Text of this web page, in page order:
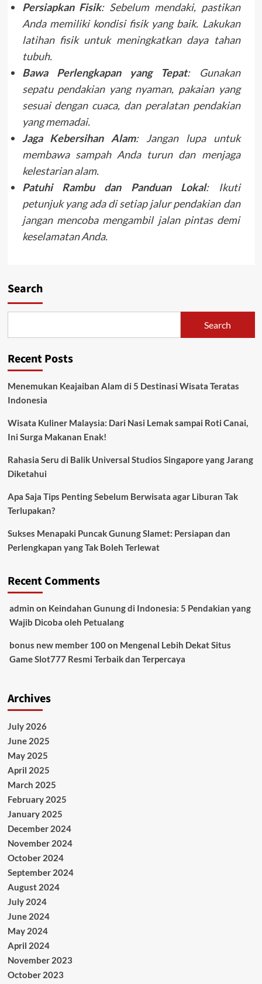
Persiapkan Fisik: Sebelum mendaki, pastikan
Anda memiliki kondisi fisik yang baik. Lakukan
latihan fisik untuk meningkatkan daya tahan
tubuh.
Bawa Perlengkapan yang Tepat: Gunakan
sepatu pendakian yang nyaman, pakaian yang
sesuai dengan cuaca, dan peralatan pendakian
yang memadai.
Jaga Kebersihan Alam: Jangan lupa untuk
membawa sampah Anda turun dan menjaga
kelestarian alam.
Patuhi Rambu dan Panduan Lokal: Ikuti
petunjuk yang ada di setiap jalur pendakian dan
jangan mencoba mengambil jalan pintas demi
keselamatan Anda.
Search
Search
Recent Posts
Menemukan Keajaiban Alam di 5 Destinasi Wisata Teratas
Indonesia
Wisata Kuliner Malaysia: Dari Nasi Lemak sampai Roti Canai,
Ini Surga Makanan Enak!
Rahasia Seru di Balik Universal Studios Singapore yang Jarang
Diketahui
Apa Saja Tips Penting Sebelum Berwisata agar Liburan Tak
Terlupakan?
Sukses Menapaki Puncak Gunung Slamet: Persiapan dan
Perlengkapan yang Tak Boleh Terlewat
Recent Comments
admin on Keindahan Gunung di Indonesia: 5 Pendakian yang
Wajib Dicoba oleh Petualang
bonus new member 100on Mengenal Lebih Dekat Situs
Game Slot777 Resmi Terbaik dan Terpercaya
Archives
July 2026
June 2025
May 2025
April 2025
March 2025
February 2025
January 2025
December 2024
November 2024
October 2024
September 2024
August 2024
July 2024
June 2024
May 2024
April 2024
November 2023
October 2023